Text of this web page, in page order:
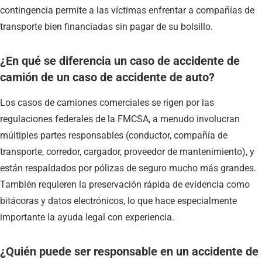
contingencia permite a las víctimas enfrentar a compañías de
transporte bien financiadas sin pagar de su bolsillo.
¿En qué se diferencia un caso de accidente de
camión de un caso de accidente de auto?
Los casos de camiones comerciales se rigen por las
regulaciones federales de la FMCSA, a menudo involucran
múltiples partes responsables (conductor, compañía de
transporte, corredor, cargador, proveedor de mantenimiento), y
están respaldados por pólizas de seguro mucho más grandes.
También requieren la preservación rápida de evidencia como
bitácoras y datos electrónicos, lo que hace especialmente
importante la ayuda legal con experiencia.
¿Quién puede ser responsable en un accidente de